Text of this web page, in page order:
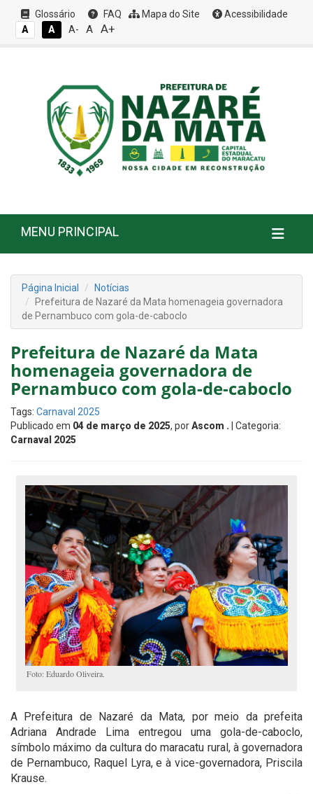
Glossário FAQ Mapa do Site
Acessibilidade
A
A A- A A+
MENU PRINCIPAL
Página Inicial
Notícias
Prefeitura de Nazaré da Mata homenageia governadora
de Pernambuco com gola-de-caboclo
Prefeitura de Nazaré da Mata
homenageia governadora de
Pernambuco com gola-de-caboclo
Tags: Carnaval 2025
Publicado em 04 de março de 2025, porAscom . | Categoria:
Carnaval 2025
Foto: Eduardo Oliveira.
A Prefeitura de Nazaré da Mata, por meio da prefeita
Adriana Andrade Lima entregou uma gola-de-caboclo,
símbolo máximo da cultura do maracatu rural, à governadora
de Pernambuco, Raquel Lyra, e à vice-governadora, Priscila
Krause.